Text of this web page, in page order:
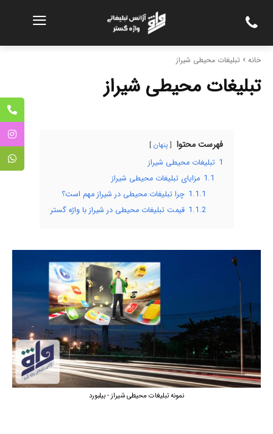
خانه تبلیغات محیطی شیراز
تبلیغات محیطی شیراز
فهرست محتوا پنهان
1 تبلیغات محیطی شیراز
1.1 مزایای تبلیغات محیطی شیراز
1.1.1 چرا تبلیغات محیطی در شیراز مهم است؟
1.1.2 قیمت تبلیغات محیطی در شیراز با واژه گستر
نمونه تبلیغات محیطی شیراز - بیلبورد